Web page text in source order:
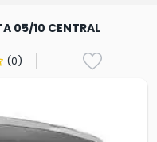
05/10 CENTRAL
(0)